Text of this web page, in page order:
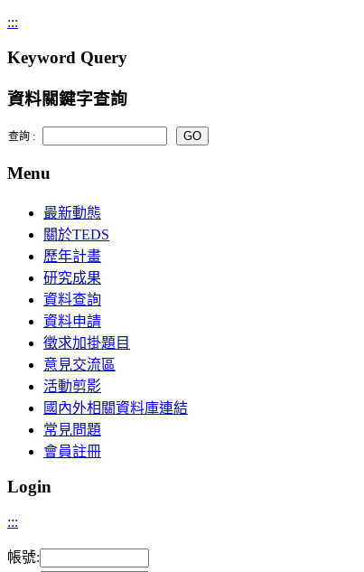
:::
Keyword Query
資料關鍵字查詢
查詢 :
Menu
最新動態
關於TEDS
歷年計畫
研究成果
資料查詢
資料申請
徵求加掛題目
意見交流區
活動剪影
國內外相關資料庫連結
常見問題
會員註冊
Login
:::
帳號: